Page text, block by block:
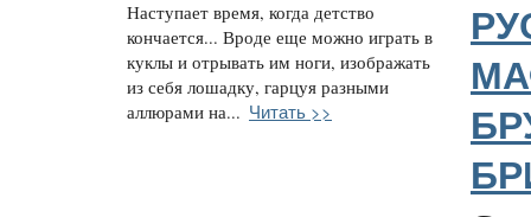
Наступает время, когда детство
кончается... Вроде еще можно играть в
куклы и отрывать им ноги, изображать
из себя лошадку, гарцуя разными
аллюрами на... Читать >>